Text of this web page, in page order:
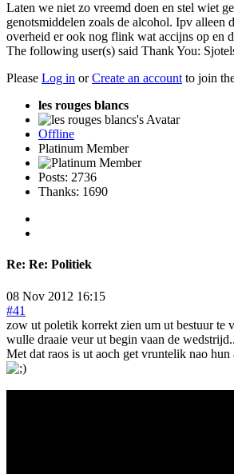
Laten we niet zo vreemd doen en stel wiet
genotsmiddelen zoals de alcohol. Ipv alleen
overheid er ook nog flink wat accijns op en
The following user(s) said Thank You:
Please Log in orCreate an account to join
les rouges blancs
Offline
Platinum Member
Posts: 2736
Thanks: 1690
Re: Re: Politiek
08 Nov 2012 16:15
#41
zow ut poletik korrekt zien um ut bestuur te
wulle draaie veur ut begin vaan de
Met dat raos is ut aoch get vruntelik nao hun